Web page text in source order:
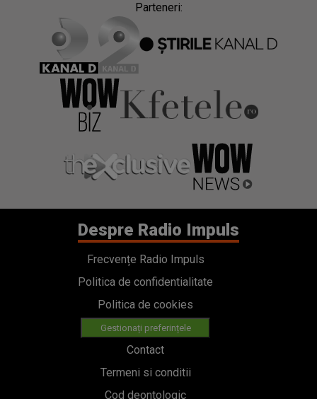
Parteneri:
Despre Radio Impuls
Frecvențe Radio Impuls
Politica de confidentialitate
Politica de cookies
Gestionați preferințele
Contact
Termeni si conditii
Cod deontologic